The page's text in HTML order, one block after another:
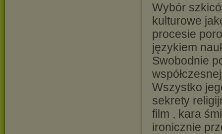
Wybór
kulturowe
procesie
językiem
Swobodnie
Wszystko
sekrety
film , kara
ironicznie